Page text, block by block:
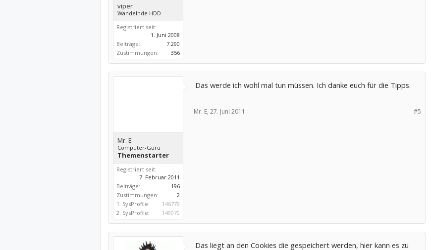
viper
Wandelnde HDD
Registriert seit:
1. Juni 2008
Beiträge:
7.290
Zustimmungen:
356
Mr. E
Computer-Guru
Themenstarter
Registriert seit:
7. Februar 2011
Beiträge:
196
Zustimmungen:
2
1. SysProfile:
146779
2. SysProfile:
149070
Das werde ich wohl mal tun müssen. Ich danke euch für die Tipps.
#5
Mr. E, 27. Juni 2011
Das liegt an den Cookies die gespeichert werden, hier kann es zu